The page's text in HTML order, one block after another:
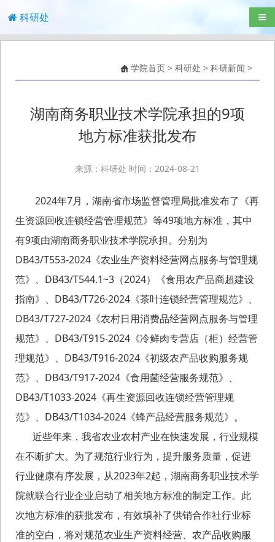
科研处 导
学院首页 > 科研处 > 科研新闻 >
湖南商务职业技术学院承担的9项
地方标准获批发布
来源：科研处 时间：2024-08-21
2024年7月，湖南省市场监督管理局批准发布了《再
生资源回收连锁经营管理规范》等49项地方标准，其中
有9项由湖南商务职业技术学院承担。分别为
DB43/T553-2024《农业生产资料经营网点服务与管理规
范》、DB43/T544.1~3（2024）《食用农产品商超建设
指南》、DB43/T726-2024《茶叶连锁经营管理规范》、
DB43/T727-2024《农村日用消费品经营网点服务与管理
规范》、DB43/T915-2024《冷鲜肉专营店（柜）经营管
理规范》、DB43/T916-2024《初级农产品收购服务规
范》、DB43/T917-2024《食用菌经营服务规范》、
DB43/T1033-2024《再生资源回收连锁经营管理规
范》、DB43/T1034-2024《蜂产品经营服务规范》。
近些年来，我省农业农村产业在快速发展，行业规模
在不断扩大。为了规范行业行为，提升服务质量，促进
行业健康有序发展，从2023年2起，湖南商务职业技术学
院就联合行业企业启动了相关地方标准的制定工作。此
次地方标准的获批发布，有效填补了供销合作社行业标
准的空白，将对规范农业生产资料经营、农产品收购服